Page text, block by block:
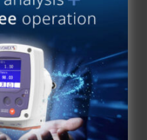
总览
杂志
系统信息
产品手册
说明书
服务信息
白皮书
条款和条件
工艺手册
互动杂志